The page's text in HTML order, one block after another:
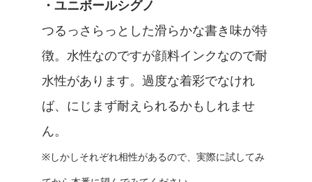
・ユニボールシグノ
つるっさらっとした滑らかな書き味が特
徴。水性なのですが顔料インクなので耐
水性があります。過度な着彩でなけれ
ば、にじまず耐えられるかもしれませ
ん。
※しかしそれぞれ相性があるので、実際に試してみ